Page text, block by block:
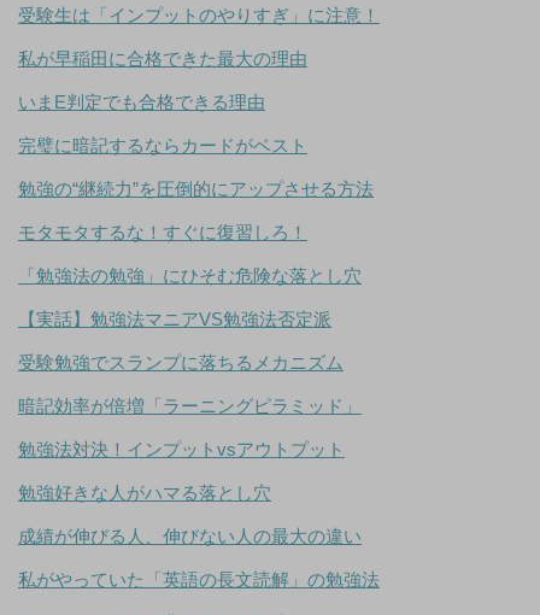
受験生は「インプットのやりすぎ」に注意！
私が早稲田に合格できた最大の理由
いまE判定でも合格できる理由
完璧に暗記するならカードがベスト
勉強の“継続力”を圧倒的にアップさせる方法
モタモタするな！すぐに復習しろ！
「勉強法の勉強」にひそむ危険な落とし穴
【実話】勉強法マニアVS勉強法否定派
受験勉強でスランプに落ちるメカニズム
暗記効率が倍増「ラーニングピラミッド」
勉強法対決！インプットvsアウトプット
勉強好きな人がハマる落とし穴
成績が伸びる人、伸びない人の最大の違い
私がやっていた「英語の長文読解」の勉強法